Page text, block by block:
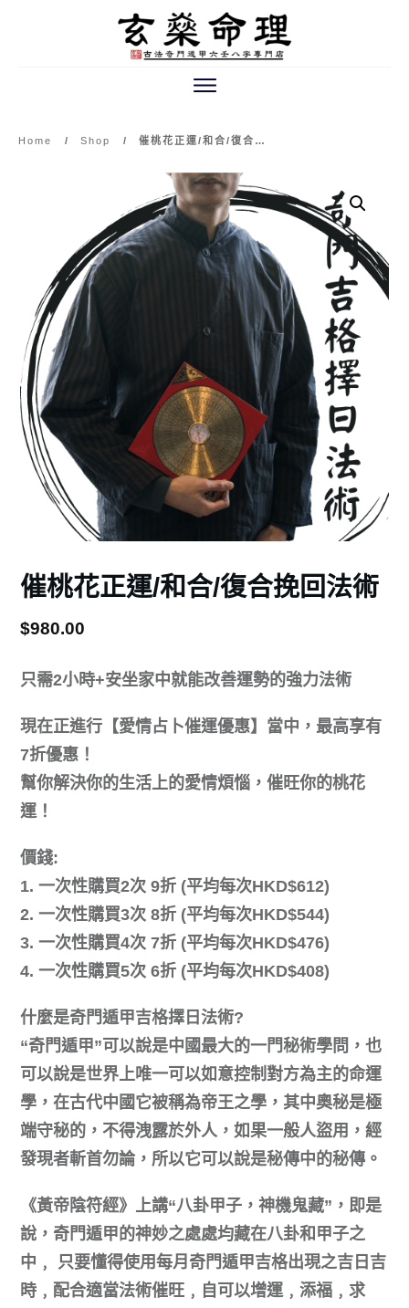
Home / Shop / 催桃花正運/和合/復合挽回法術
催桃花正運/和合/復合挽回法術
$980.00
只需2小時+安坐家中就能改善運勢的強力法術
現在正進行【愛情占卜催運優惠】當中，最高享有
7折優惠！
幫你解決你的生活上的愛情煩惱，催旺你的桃花
運！
價錢:
1. 一次性購買2次 9折 (平均每次HKD$612)
2. 一次性購買3次 8折 (平均每次HKD$544)
3. 一次性購買4次 7折 (平均每次HKD$476)
4. 一次性購買5次 6折 (平均每次HKD$408)
什麼是奇門遁甲吉格擇日法術?
“奇門遁甲”可以說是中國最大的一門秘術學問，也
可以說是世界上唯一可以如意控制對方為主的命運
學，在古代中國它被稱為帝王之學，其中奧秘是極
端守秘的，不得洩露於外人，如果一般人盜用，經
發現者斬首勿論，所以它可以說是秘傳中的秘傳。
《黃帝陰符經》上講“八卦甲子，神機鬼藏”，即是
說，奇門遁甲的神妙之處處均藏在八卦和甲子之
中﹐ 只要懂得使用每月奇門遁甲吉格出現之吉日吉
時﹐配合適當法術催旺﹐自可以增運﹐添福﹐求